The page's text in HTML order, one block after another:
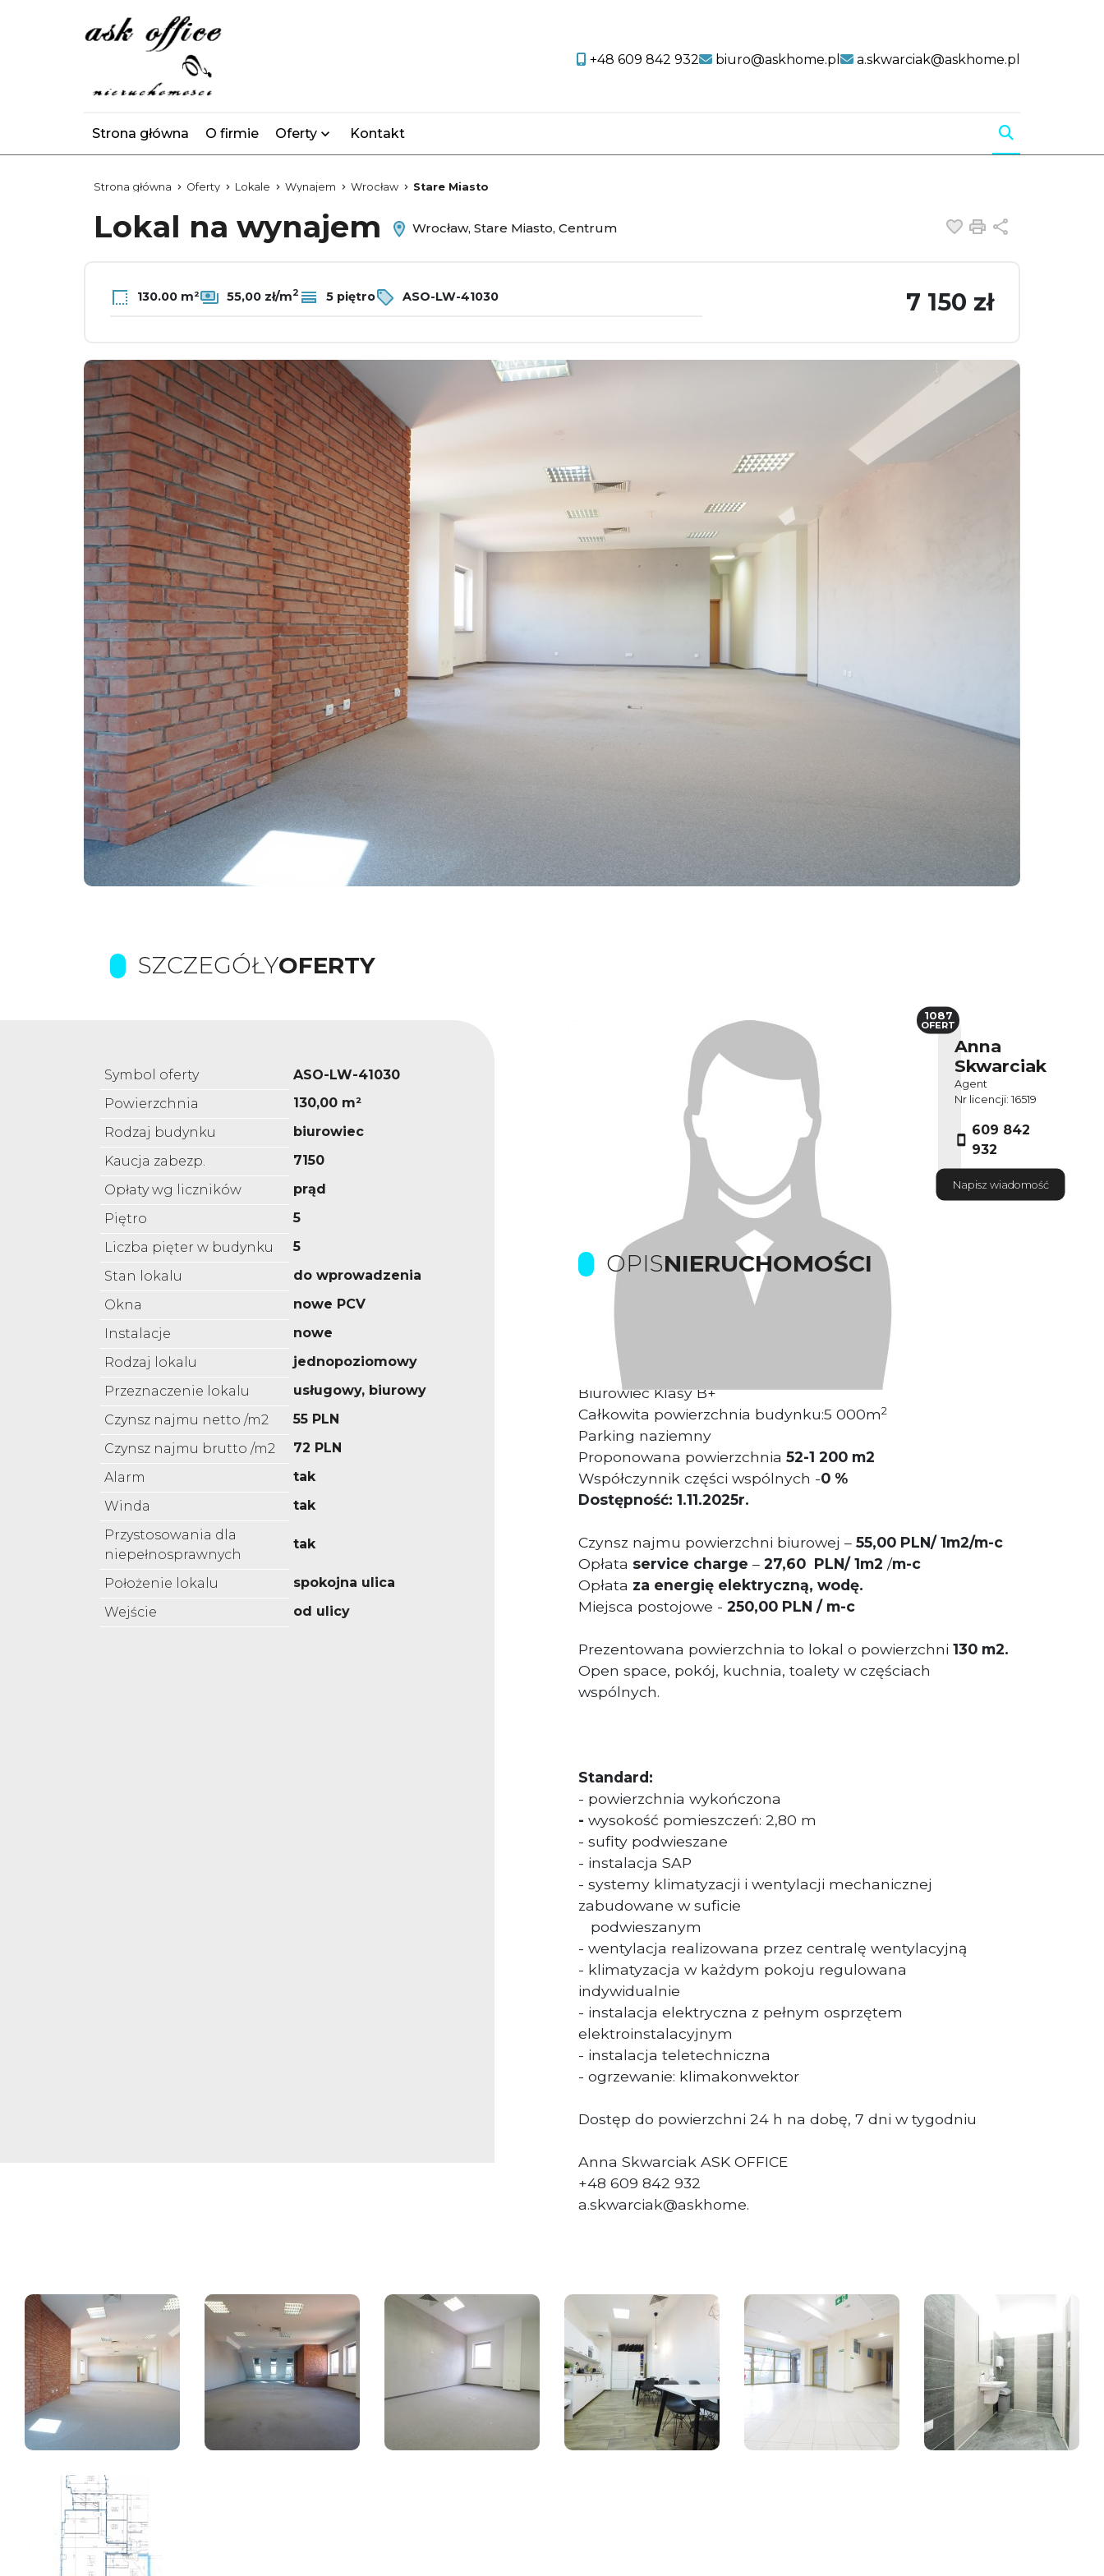
+48 609 842 932 biuro@askhome.pl a.skwarciak@askhome.pl
Strona główna O firmie Oferty Kontakt
Strona główna Oferty Lokale Wynajem Wrocław Stare Miasto
Lokal na wynajem Wrocław, Stare Miasto, Centrum Dodaj do
Drukuj
130.00 m² 55,00 zł/m2 5 piętro ASO-LW-41030 7 150 zł
SZCZEGÓŁYOFERTY
Symbol oferty
ASO-LW-41030
Powierzchnia
130,00 m²
Rodzaj budynku
biurowiec
Kaucja zabezp.
7150
Opłaty wg liczników
prąd
Piętro
5
Liczba pięter w budynku
5
Stan lokalu
do wprowadzenia
Okna
nowe PCV
Instalacje
nowe
Rodzaj lokalu
jednopoziomowy
Przeznaczenie lokalu
usługowy, biurowy
Czynsz najmu netto /m2
55 PLN
Czynsz najmu brutto /m2
72 PLN
Alarm
tak
Winda
tak
Przystosowania dla
niepełnosprawnych
tak
Położenie lokalu
spokojna ulica
Wejście
od ulicy
Anna
Skwarciak
Agent
Nr licencji: 16519
609 842
932
Napisz wiadomość
1087
OFERT
OPISNIERUCHOMOŚCI
Prowizje pokrywa Właściciel nieruchomości.
Kompleks biurowy usytuowany jest w Centrum.
Biurowiec Klasy B+
Całkowita powierzchnia budynku:5 000m2
Parking naziemny
Proponowana powierzchnia 52-1 200 m2
Współczynnik części wspólnych -0 %
Dostępność: 1.11.2025r.
Czynsz najmu powierzchni biurowej – 55,00 PLN/ 1m2/m-c
Opłata service charge – 27,60 PLN/ 1m2 /m-c
Opłata za energię elektryczną, wodę.
Miejsca postojowe - 250,00 PLN / m-c
Prezentowana powierzchnia to lokal o powierzchni 130 m2.
Open space, pokój, kuchnia, toalety w częściach
wspólnych.
Standard:
- powierzchnia wykończona
- wysokość pomieszczeń: 2,80 m
- sufity podwieszane
- instalacja SAP
- systemy klimatyzacji i wentylacji mechanicznej
zabudowane w suficie
podwieszanym
- wentylacja realizowana przez centralę wentylacyjną
- klimatyzacja w każdym pokoju regulowana
indywidualnie
- instalacja elektryczna z pełnym osprzętem
elektroinstalacyjnym
- instalacja teletechniczna
- ogrzewanie: klimakonwektor
Dostęp do powierzchni 24 h na dobę, 7 dni w tygodniu
Anna Skwarciak ASK OFFICE
+48 609 842 932
a.skwarciak@askhome.